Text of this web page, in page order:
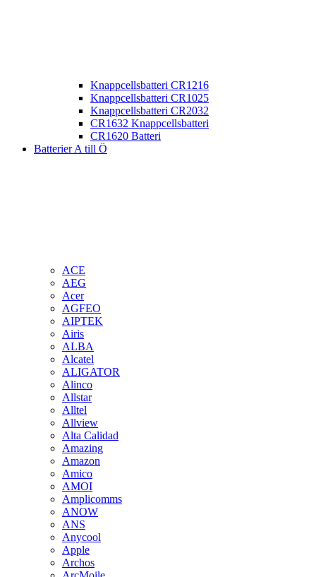
Knappcellsbatteri CR1216
Knappcellsbatteri CR1025
Knappcellsbatteri CR2032
CR1632 Knappcellsbatteri
CR1620 Batteri
Batterier A till Ö
ACE
AEG
Acer
AGFEO
AIPTEK
Airis
ALBA
Alcatel
ALIGATOR
Alinco
Allstar
Alltel
Allview
Alta Calidad
Amazing
Amazon
Amico
AMOI
Amplicomms
ANOW
ANS
Anycool
Apple
Archos